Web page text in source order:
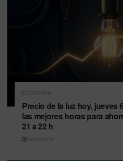
ECONOMÍA
Precio de la luz hoy, jueves
las mejores horas para
21 a 22 h
06/08/2026